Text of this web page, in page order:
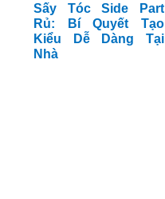
Sấy Tóc Side Part
Rủ: Bí Quyết Tạo
Kiểu Dễ Dàng Tại
Nhà